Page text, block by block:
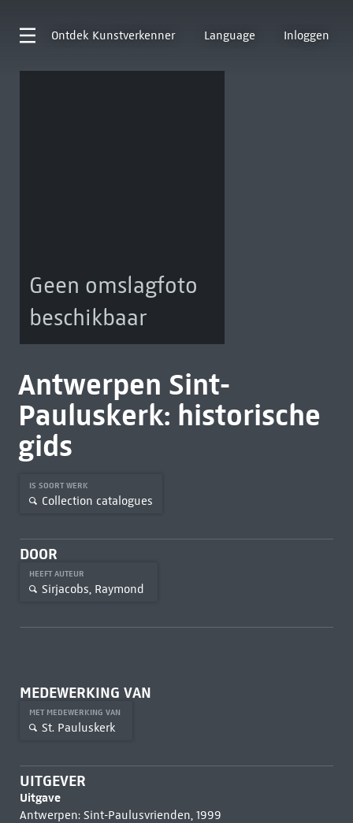
Ontdek Kunstverkenner Language Inloggen
Geen omslagfoto
beschikbaar
Antwerpen Sint-
Pauluskerk: historische
gids
IS SOORT WERK
Collection catalogues
DOOR
HEEFT AUTEUR
Sirjacobs, Raymond
MEDEWERKING VAN
MET MEDEWERKING VAN
St. Pauluskerk
UITGEVER
Uitgave
Antwerpen: Sint-Paulusvrienden, 1999